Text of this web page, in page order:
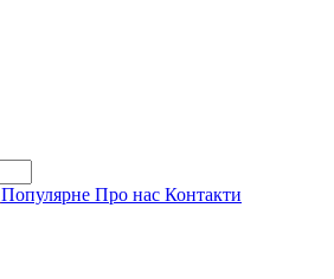
Популярне Про нас Контакти